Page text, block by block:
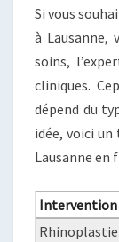
Si vous
à Lausanne,
soins,
cliniques.
dépend du
idée, voici
Lausanne en
Intervention
Rhinoplastie